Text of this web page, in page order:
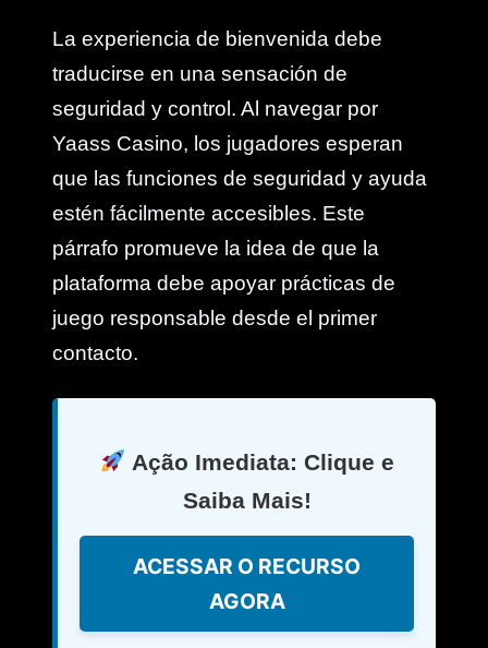
La experiencia de bienvenida debe
traducirse en una sensación de
seguridad y control. Al navegar por
Yaass Casino, los jugadores esperan
que las funciones de seguridad y ayuda
estén fácilmente accesibles. Este
párrafo promueve la idea de que la
plataforma debe apoyar prácticas de
juego responsable desde el primer
contacto.
Ação Imediata: Clique e
Saiba Mais!
ACESSAR O RECURSO
AGORA